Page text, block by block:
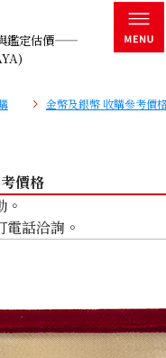
鑑定估價——
金幣及銀幣 收購參考價
價格
話洽詢。